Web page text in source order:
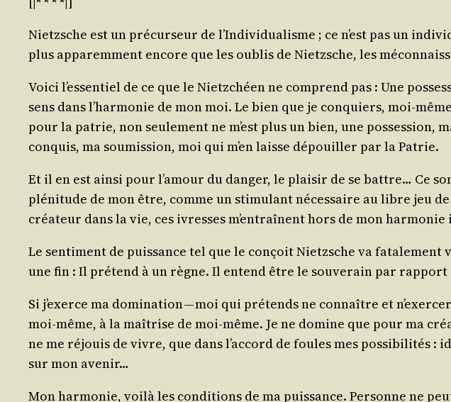
Nietzsche est un pré­cur­seur de l’Individualisme ; ce n’est pas un
plus appa­rem­ment encore que les oublis de Nietzsche, les
Voi­ci l’essentiel de ce que le Nietz­chéen ne com­prend pas : Une
sens dans l’harmonie de mon moi. Le bien que je conquiers, moi-
pour la patrie, non seule­ment ne m’est plus un bien, une pos­ses­sion,
conquis, ma sou­mis­sion, moi qui m’en laisse dépouiller par la Patrie.
Et il en est ain­si pour l’amour du dan­ger, le plai­sir de se battre… Ce
plé­ni­tude de mon être, comme un sti­mu­lant néces­saire au libre jeu
créa­teur dans la vie, ces ivresses m’entraînent hors de mon
Le sen­ti­ment de puis­sance tel que le conçoit Nietzsche va
une fin : Il pré­tend à un règne. Il entend être le sou­ve­rain par
Si j’exerce ma domi­na­tion — moi qui pré­tends ne connaître et
moi-même, à la maî­trise de moi-même. Je ne domine que pour ma
ne me réjouis de vivre, que dans l’accord de foules mes pos­si­bi­li­tés
sur mon avenir…
Mon har­mo­nie, voi­là les condi­tions de ma puis­sance. Per­sonne ne